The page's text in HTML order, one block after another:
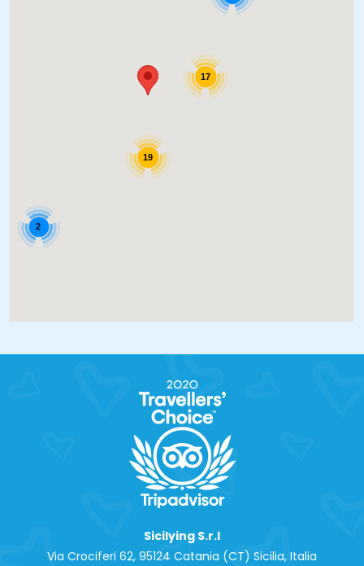
17
19
2
Sicilying S.r.l
Via Crociferi 62, 95124 Catania (CT) Sicilia, Italia